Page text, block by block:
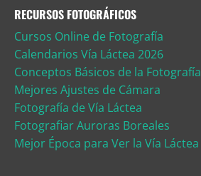
RECURSOS FOTOGRÁFICOS
Cursos Online de Fotografía
Calendarios Vía Láctea 2026
Conceptos Básicos de la Fotografía
Mejores Ajustes de Cámara
Fotografía de Vía Láctea
Fotografiar Auroras Boreales
Mejor Época para Ver la Vía Láctea